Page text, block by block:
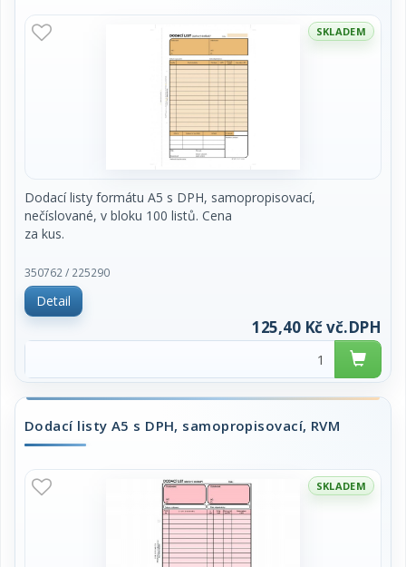
SKLADEM
Dodací listy formátu A5 s DPH, samopropisovací,
nečíslované, v bloku 100 listů. Cena
za kus.
350762 / 225290
Detail
125,40 Kč vč.DPH
Dodací listy A5 s DPH, samopropisovací, RVM
SKLADEM